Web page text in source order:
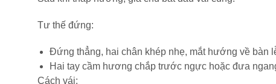
Tư thế đứng:
Đứng thẳng, hai chân khép nhẹ, mắt hướng về bàn
Hai tay cầm hương chắp trước ngực hoặc đưa
Cách vái: